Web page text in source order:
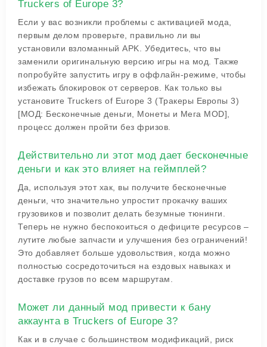
Truckers of Europe 3?
Если у вас возникли проблемы с активацией мода,
первым делом проверьте, правильно ли вы
установили взломанный APK. Убедитесь, что вы
заменили оригинальную версию игры на мод. Также
попробуйте запустить игру в оффлайн-режиме, чтобы
избежать блокировок от серверов. Как только вы
установите Truckers of Europe 3 (Тракеры Европы 3)
[МОД: Бесконечные деньги, Монеты и Мега MOD],
процесс должен пройти без фризов.
Действительно ли этот мод дает бесконечные
деньги и как это влияет на геймплей?
Да, используя этот хак, вы получите бесконечные
деньги, что значительно упростит прокачку ваших
грузовиков и позволит делать безумные тюнинги.
Теперь не нужно беспокоиться о дефиците ресурсов –
лутите любые запчасти и улучшения без ограничений!
Это добавляет больше удовольствия, когда можно
полностью сосредоточиться на ездовых навыках и
доставке грузов по всем маршрутам.
Может ли данный мод привести к бану
аккаунта в Truckers of Europe 3?
Как и в случае с большинством модификаций, риск